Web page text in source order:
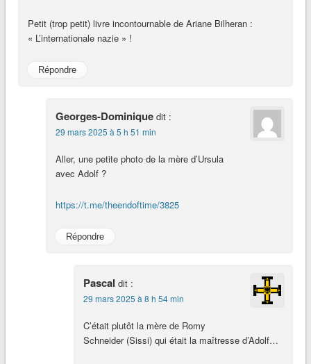
Petit (trop petit) livre incontournable de Ariane Bilheran :
« L’internationale nazie » !
Répondre
Georges-Dominique dit :
29 mars 2025 à 5 h 51 min
Aller, une petite photo de la mère d’Ursula
avec Adolf ?
https://t.me/theendoftime/3825
Répondre
Pascal dit :
29 mars 2025 à 8 h 54 min
C’était plutôt la mère de Romy
Schneider (Sissi) qui était la maîtresse d’Adolf…